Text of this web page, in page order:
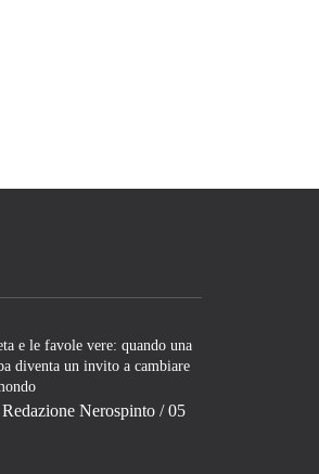
e le favole vere: quando una
diventa un invito a cambiare
Redazione Nerospinto / 05